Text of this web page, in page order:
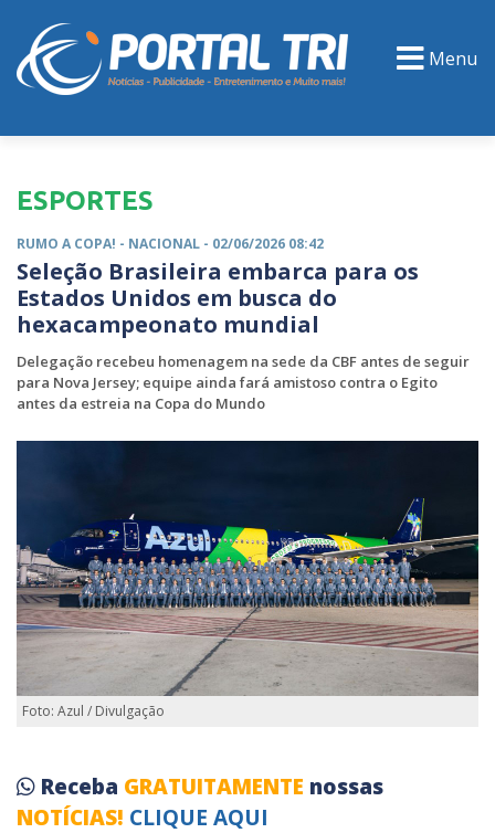
Menu
ESPORTES
RUMO A COPA! - NACIONAL - 02/06/2026 08:42
Seleção Brasileira embarca para os
Estados Unidos em busca do
hexacampeonato mundial
Delegação recebeu homenagem na sede da CBF antes de seguir
para Nova Jersey; equipe ainda fará amistoso contra o Egito
antes da estreia na Copa do Mundo
Foto: Azul / Divulgação
Receba GRATUITAMENTE nossas
NOTÍCIAS! CLIQUE AQUI